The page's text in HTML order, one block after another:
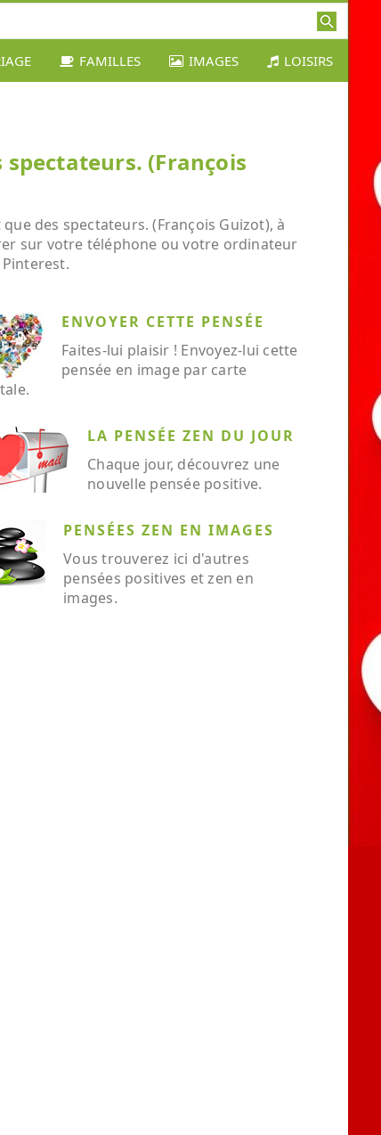
FAMILLES IMAGES LOISIRS
(François
des spectateurs. (François Guizot), à
sur votre téléphone ou votre ordinateur
ENVOYER CETTE PENSÉE
Faites-lui plaisir ! Envoyez-lui cette
pensée en image par carte
LA PENSÉE ZEN DU JOUR
Chaque jour, découvrez une
nouvelle pensée positive.
PENSÉES ZEN EN IMAGES
Vous trouverez ici d'autres
pensées positives et zen en
images.